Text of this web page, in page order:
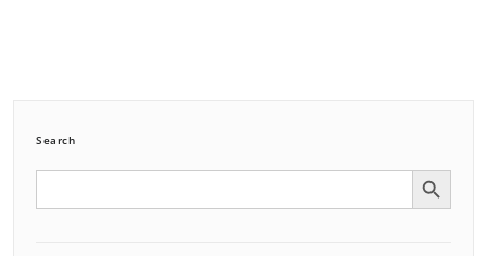
Search
Search Search Button